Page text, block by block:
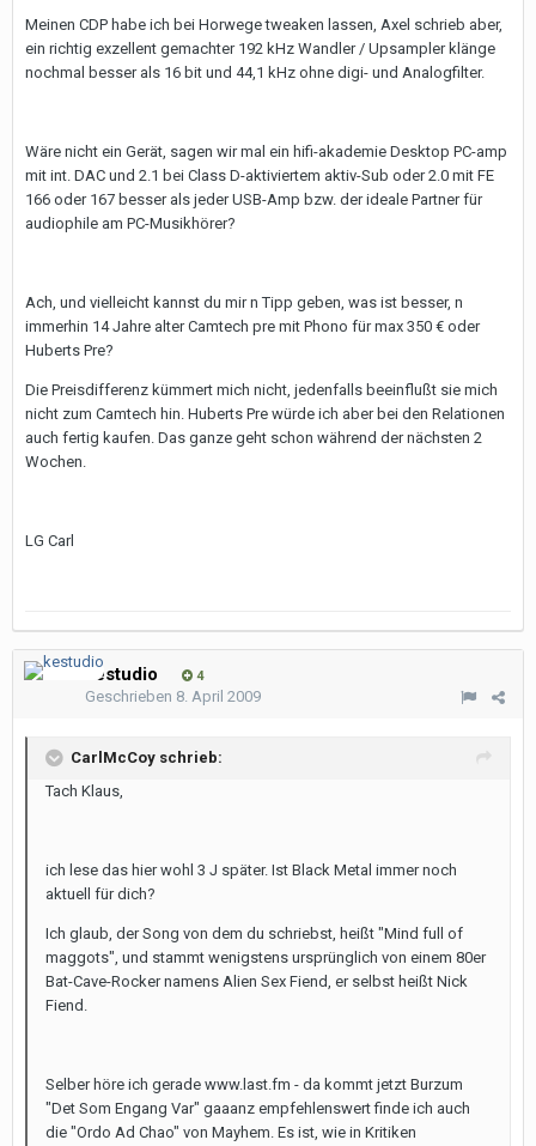
Meinen CDP habe ich bei Horwege tweaken lassen, Axel schrieb aber,
ein richtig exzellent gemachter 192 kHz Wandler / Upsampler klänge
nochmal besser als 16 bit und 44,1 kHz ohne digi- und Analogfilter.
Wäre nicht ein Gerät, sagen wir mal ein hifi-akademie Desktop PC-amp
mit int. DAC und 2.1 bei Class D-aktiviertem aktiv-Sub oder 2.0 mit FE
166 oder 167 besser als jeder USB-Amp bzw. der ideale Partner für
audiophile am PC-Musikhörer?
Ach, und vielleicht kannst du mir n Tipp geben, was ist besser, n
immerhin 14 Jahre alter Camtech pre mit Phono für max 350 € oder
Huberts Pre?
Die Preisdifferenz kümmert mich nicht, jedenfalls beeinflußt sie mich
nicht zum Camtech hin. Huberts Pre würde ich aber bei den Relationen
auch fertig kaufen. Das ganze geht schon während der nächsten 2
Wochen.
LG Carl
kestudio 4
Geschrieben 8. April 2009
CarlMcCoy schrieb:
Tach Klaus,
ich lese das hier wohl 3 J später. Ist Black Metal immer noch
aktuell für dich?
Ich glaub, der Song von dem du schriebst, heißt "Mind full of
maggots", und stammt wenigstens ursprünglich von einem 80er
Bat-Cave-Rocker namens Alien Sex Fiend, er selbst heißt Nick
Fiend.
Selber höre ich gerade www.last.fm - da kommt jetzt Burzum
"Det Som Engang Var" gaaanz empfehlenswert finde ich auch
die "Ordo Ad Chao" von Mayhem. Es ist, wie in Kritiken